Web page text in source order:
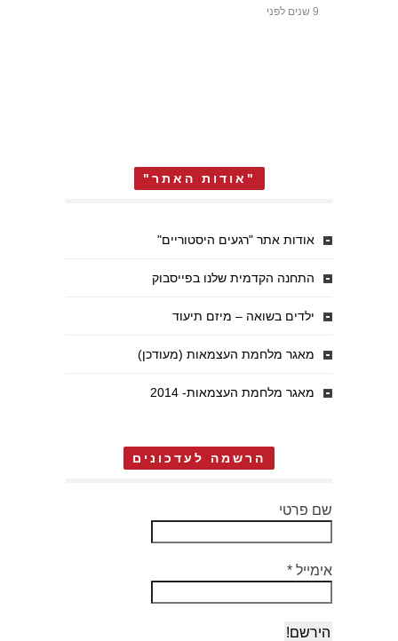
9 שנים לפני
"אודות האתר"
אודות אתר "רגעים היסטוריים"
התחנה הקדמית שלנו בפייסבוק
ילדים בשואה – מיזם תיעוד
מאגר מלחמת העצמאות (מעודכן)
מאגר מלחמת העצמאות- 2014
הרשמה לעדכונים
שם פרטי
אימייל *